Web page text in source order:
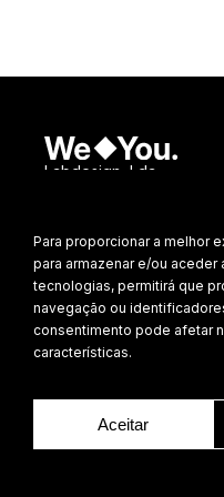
Para proporcionar a melhor
para armazenar e/ou
tecnologias, permitirá que
navegação ou
consentimento pode afetar
características.
Aceitar
Vai Dar
Labdesign, Lda.
Política de